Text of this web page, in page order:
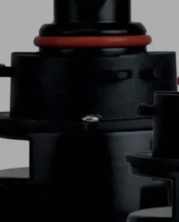
LED
Inne
Kontakt